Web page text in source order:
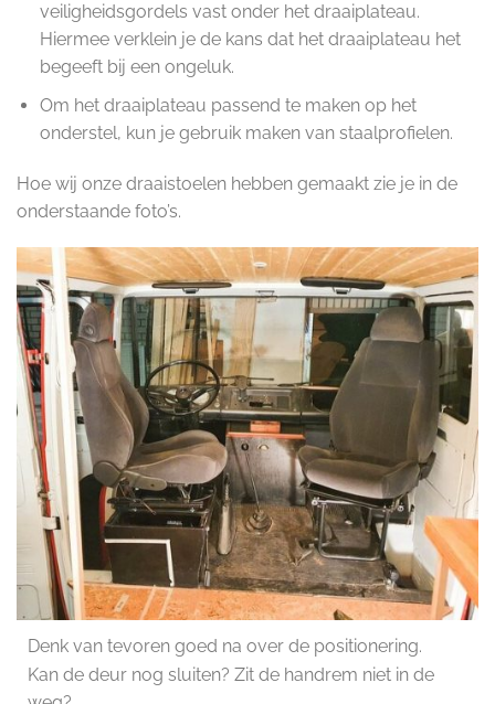
veiligheidsgordels vast onder het draaiplateau.
Hiermee verklein je de kans dat het draaiplateau het
begeeft bij een ongeluk.
Om het draaiplateau passend te maken op het
onderstel, kun je gebruik maken van staalprofielen.
Hoe wij onze draaistoelen hebben gemaakt zie je in de
onderstaande foto’s.
Denk van tevoren goed na over de positionering.
Kan de deur nog sluiten? Zit de handrem niet in de